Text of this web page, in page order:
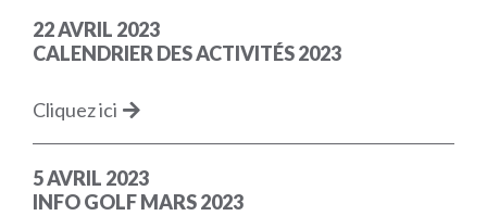
22 AVRIL 2023
CALENDRIER DES ACTIVITÉS 2023
Cliquez ici
5 AVRIL 2023
INFO GOLF MARS 2023